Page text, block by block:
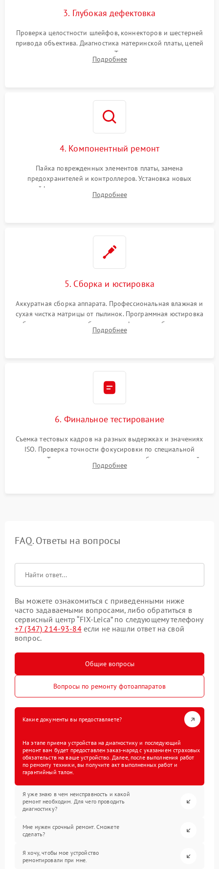
3. Глубокая дефектовка
Проверка целостности шлейфов, коннекторов и шестерней
привода объектива. Диагностика материнской платы, цепей
питания и картоприемника. Тестирование механизма
затвора и блока внутрикамерной стабилизации.
Подробнее
4. Компонентный ремонт
Пайка поврежденных элементов платы, замена
предохранителей и контроллеров. Установка новых
шлейфов, дисплея, механизма затвора или двигателя
автофокуса. Восстановление геометрии тубуса объектива
Подробнее
5. Сборка и юстировка
Аккуратная сборка аппарата. Профессиональная влажная и
сухая чистка матрицы от пылинок. Программная юстировка
рабочего отрезка, калибровка автофокуса, стабилизатора и
экспозамера с помощью сервисного ПО.
Подробнее
6. Финальное тестирование
Съемка тестовых кадров на разных выдержках и значениях
ISO. Проверка точности фокусировки по специальной
мишени. Тест записи на карту памяти, работы встроенной
вспышки, микрофона и всех кнопок управления.
Подробнее
FAQ. Ответы на вопросы
Вы можете ознакомиться с приведенными ниже
часто задаваемыми вопросами, либо обратиться в
сервисный центр “FIX-Leica” по следующему телефону
+7 (347) 214-93-84если не нашли ответ на свой
вопрос.
Общие вопросы
Вопросы по ремонту фотоаппаратов
Какие документы вы предоставляете?
На этапе приема устройства на диагностику и последующий
ремонт вам будет предоставлен заказ-наряд с указанием страховых
обязательств на ваше устройство. Далее, после выполнения работ
по ремонту техники, вы получите акт выполненных работ и
гарантийный талон.
Я уже знаю в чем неисправность и какой
ремонт необходим. Для чего проводить
диагностику?
Мне нужен срочный ремонт. Сможете
сделать?
Я хочу, чтобы мое устройство
ремонтировали при мне.